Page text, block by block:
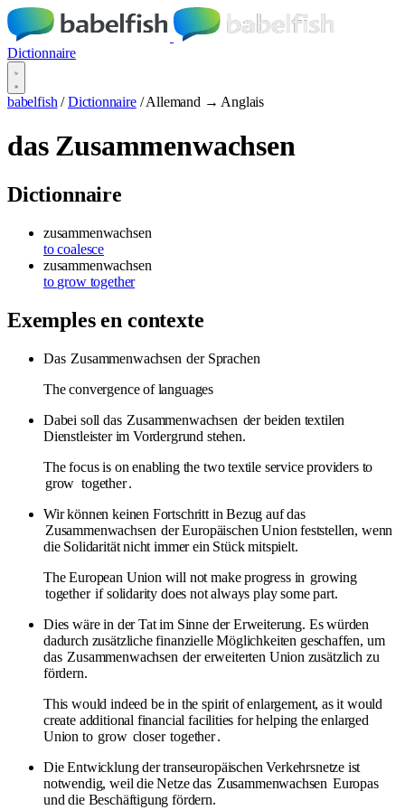
Dictionnaire
babelfish / Dictionnaire / Allemand → Anglais
das Zusammenwachsen
Dictionnaire
zusammenwachsen
to coalesce
zusammenwachsen
to grow together
Exemples en contexte
Das Zusammenwachsen der Sprachen
The convergence of languages
Dabei soll das Zusammenwachsen der beiden textilen
Dienstleister im Vordergrund stehen.
The focus is on enabling the two textile service providers to
grow together.
Wir können keinen Fortschritt in Bezug auf das
Zusammenwachsen der Europäischen Union feststellen, wenn
die Solidarität nicht immer ein Stück mitspielt.
The European Union will not make progress in growing
together if solidarity does not always play some part.
Dies wäre in der Tat im Sinne der Erweiterung. Es würden
dadurch zusätzliche finanzielle Möglichkeiten geschaffen, um
das Zusammenwachsen der erweiterten Union zusätzlich zu
fördern.
This would indeed be in the spirit of enlargement, as it would
create additional financial facilities for helping the enlarged
Union to grow closer together.
Die Entwicklung der transeuropäischen Verkehrsnetze ist
notwendig, weil die Netze das Zusammenwachsen Europas
und die Beschäftigung fördern.